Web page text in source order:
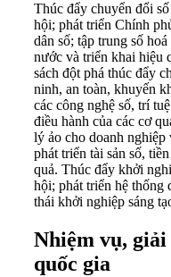
Thúc đẩy chuyển đổi
hội; phát triển Chính
dân số; tập trung số
nước và triển khai hiệu
sách đột phá thúc đẩy
ninh, an toàn, khuyến
các công nghệ số, trí
điều hành của các cơ
lý ảo cho doanh
phát triển tài sản số,
quả. Thúc đẩy khởi
hội; phát triển hệ thống
thái khởi nghiệp sáng
Nhiệm vụ,
quốc gia